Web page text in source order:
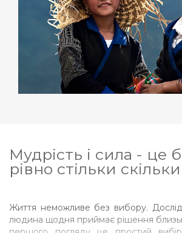
Мудрість і сила - це
рівно стільки
Життя неможливе без вибору.
людина щодня приймає рішення